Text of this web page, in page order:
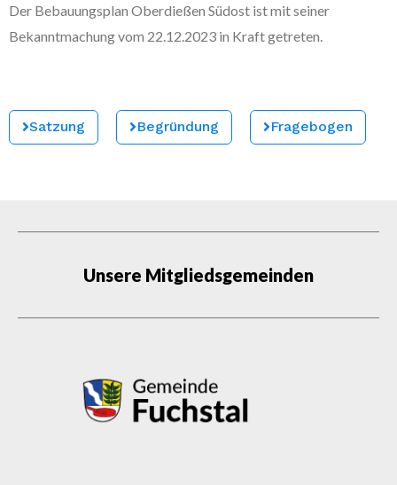
Der Bebauungsplan Oberdießen Südost ist mit seiner
Bekanntmachung vom 22.12.2023 in Kraft getreten.
Satzung Begründung Fragebogen
Unsere Mitgliedsgemeinden